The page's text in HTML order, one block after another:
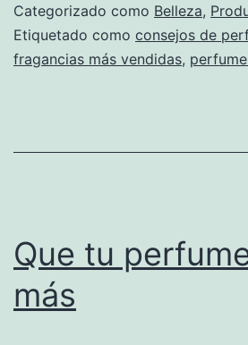
Categorizado como Belleza,
Etiquetado como consejos de
fragancias más vendidas,
Que tu
más